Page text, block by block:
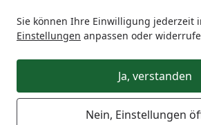
Sie können Ihre Einwilligung jederzeit
Einstellungen anpassen oder
Ja, verstanden
Nein, Einstellungen
Ja, wir bieten Ihnen für viele Waren
möglich für Produkte, die
habenund alsPaketmit einer
oder als größereSpeditionswaremit